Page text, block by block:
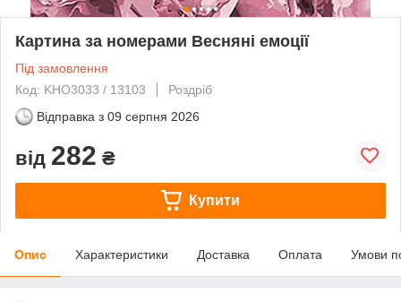
Картина за номерами Весняні емоції
Під замовлення
Код: KHО3033 / 13103
Роздріб
Відправка з 09 серпня 2026
від 282 ₴
Купити
Опис Характеристики Доставка Оплата Умови